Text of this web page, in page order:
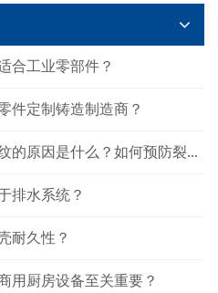
合工业零部件？
件定制铸造制造商？
因是什么？如何预防裂纹的产生？
排水系统？
耐久性？
用厨房设备至关重要？